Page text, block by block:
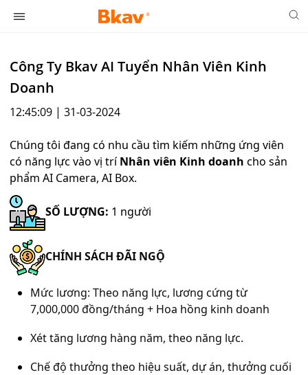
Công Ty Bkav AI Tuyển Nhân Viên Kinh
Doanh
12:45:09 | 31-03-2024
Chúng tôi đang có nhu cầu tìm kiếm những ứng viên
có năng lực vào vị tríNhân viên Kinh doanh cho sản
phẩm AI Camera, AI Box.
SỐ LƯỢNG: 1 người
CHÍNH SÁCH ĐÃI NGỘ
Mức lương: Theo năng lực, lương cứng từ
7,000,000đồng/tháng + Hoa hồng kinh doanh
Xét tăng lương hàng năm, theo năng lực.
Chế độ thưởng theo hiệu suất, dự án, thưởng cuối